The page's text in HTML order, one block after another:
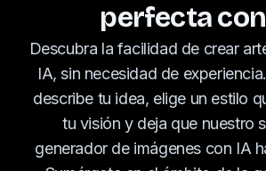
perfecta
Descubra la facilidad de crear
IA, sin necesidad de
describe tu idea, elige un estilo
tu visión y deja que nuestro
generador de imágenes con IA